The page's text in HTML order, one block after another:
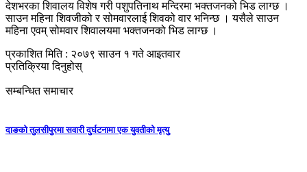
देशभरका शिवालय विशेष गरी पशुपतिनाथ मन्दिरमा भक्तजनको भिड लाग्छ ।
साउन महिना शिवजीको र सोमवारलाई शिवको वार भनिन्छ । यसैले साउन
महिना एवम् सोमवार शिवालयमा भक्तजनको भिड लाग्छ ।
प्रकाशित मिति : २०७९ साउन १ गते आइतवार
प्रतिक्रिया दिनुहोस्
सम्बन्धित समाचार
दाङको तुलसीपुरमा सवारी दुर्घटनामा एक युवतीको मृत्यु